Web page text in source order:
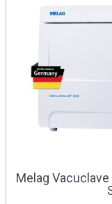
Melag